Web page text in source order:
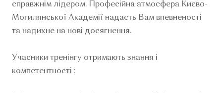
справжнім лідером. Професійна атмосфера Києво-
Могилянської Академії надасть Вам впевненості
та надихне на нові досягнення.
Учасники тренінгу отримають знання і
компетентності :